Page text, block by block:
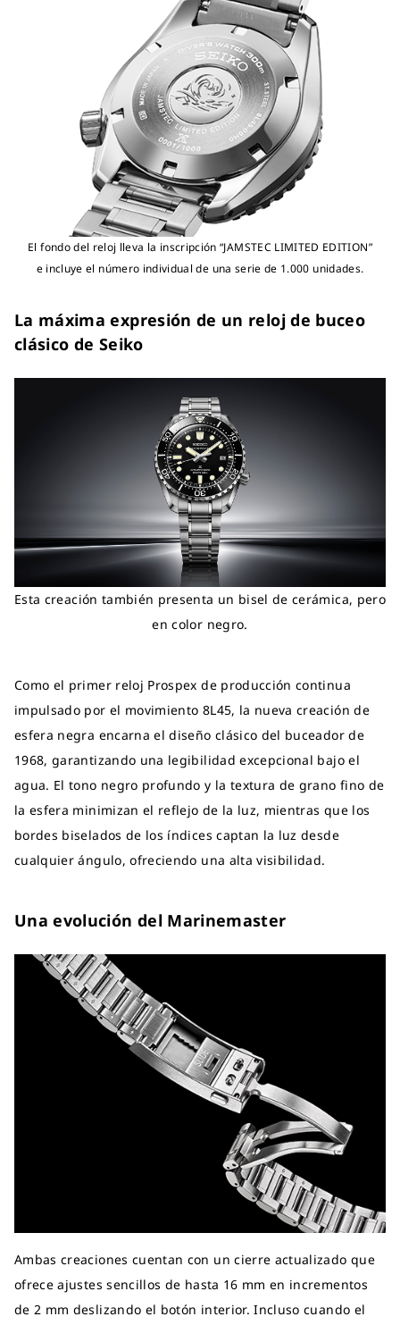
El fondo del reloj lleva la inscripción “JAMSTEC LIMITED EDITION”
e incluye el número individual de una serie de 1.000 unidades.
La máxima expresión de un reloj de buceo
clásico de Seiko
Esta creación también presenta un bisel de cerámica, pero
en color negro.
Como el primer reloj Prospex de producción continua
impulsado por el movimiento 8L45, la nueva creación de
esfera negra encarna el diseño clásico del buceador de
1968, garantizando una legibilidad excepcional bajo el
agua. El tono negro profundo y la textura de grano fino de
la esfera minimizan el reflejo de la luz, mientras que los
bordes biselados de los índices captan la luz desde
cualquier ángulo, ofreciendo una alta visibilidad.
Una evolución del Marinemaster
Ambas creaciones cuentan con un cierre actualizado que
ofrece ajustes sencillos de hasta 16 mm en incrementos
de 2 mm deslizando el botón interior. Incluso cuando el